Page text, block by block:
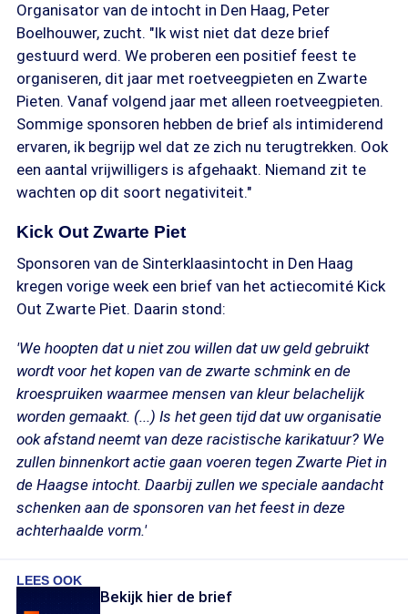
Organisator van de intocht in Den Haag, Peter
Boelhouwer, zucht. "Ik wist niet dat deze brief
gestuurd werd. We proberen een positief feest te
organiseren, dit jaar met roetveegpieten en Zwarte
Pieten. Vanaf volgend jaar met alleen roetveegpieten.
Sommige sponsoren hebben de brief als intimiderend
ervaren, ik begrijp wel dat ze zich nu terugtrekken. Ook
een aantal vrijwilligers is afgehaakt. Niemand zit te
wachten op dit soort negativiteit."
Kick Out Zwarte Piet
Sponsoren van de Sinterklaasintocht in Den Haag
kregen vorige week een brief van het actiecomité Kick
Out Zwarte Piet. Daarin stond:
'We hoopten dat u niet zou willen dat uw geld gebruikt
wordt voor het kopen van de zwarte schmink en de
kroespruiken waarmee mensen van kleur belachelijk
worden gemaakt. (...) Is het geen tijd dat uw organisatie
ook afstand neemt van deze racistische karikatuur? We
zullen binnenkort actie gaan voeren tegen Zwarte Piet in
de Haagse intocht. Daarbij zullen we speciale aandacht
schenken aan de sponsoren van het feest in deze
achterhaalde vorm.'
LEES OOK
Bekijk hier de brief